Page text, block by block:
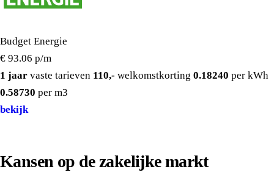
Budget Energie
€ 93.06 p/m
1 jaar vaste tarieven 110,- welkomstkorting 0.18240 per kWh
0.58730 per m3
bekijk
Kansen op de zakelijke markt